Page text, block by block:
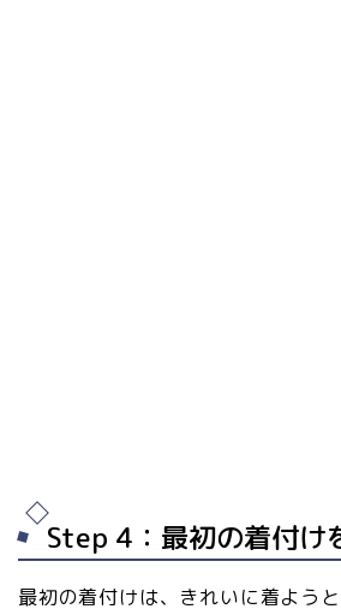
Step 4：最初の着付け
最初の着付けは、きれいに着よう